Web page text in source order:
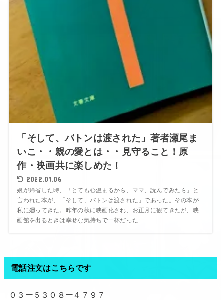
「そして、バトンは渡された」著者瀬尾ま
いこ・・親の愛とは・・見守ること！原
作・映画共に楽しめた！
2022.01.06
娘が帰省した時、「とても心温まるから、ママ、読んでみたら」と
言われた本が、「そして、バトンは渡された」であった。その本が
私に廻ってきた。昨年の秋に映画化され、お正月に観てきたが、映
画館を出るときは幸せな気持ちで一杯だった...
電話注文はこちらです
０３ー５３０８ー４７９７